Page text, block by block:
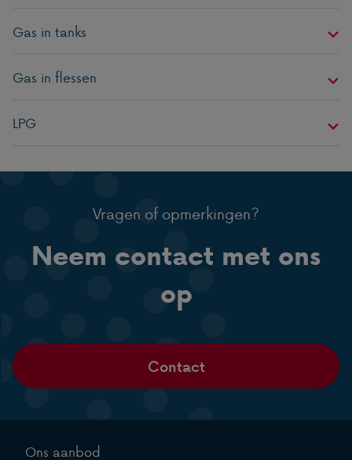
Gas in tanks
Gas in flessen
LPG
Vragen of opmerkingen?
Neem contact met ons
op
Contact
Ons aanbod